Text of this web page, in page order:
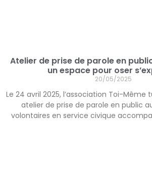
Atelier de prise de parole en
un espace pour oser
20/05/2025
Le 24 avril 2025, l’association Toi-Même
atelier de prise de parole en public
volontaires en service civique